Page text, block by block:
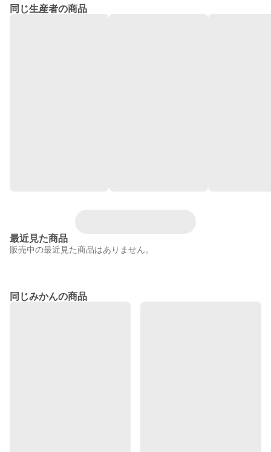
同じ生産者の商品
最近見た商品
販売中の最近見た商品はありません。
同じみかんの商品